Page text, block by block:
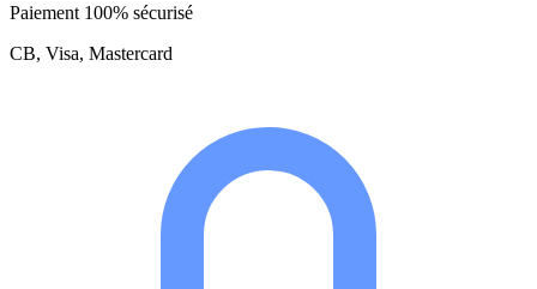
Paiement 100% sécurisé
CB, Visa, Mastercard